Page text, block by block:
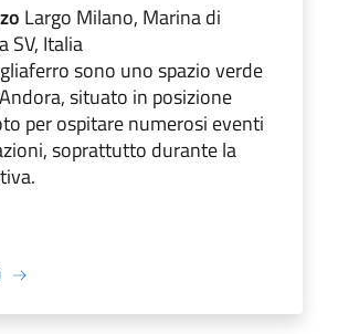
Largo Milano, Marina di
SV, Italia
sono uno spazio verde
situato in posizione
per ospitare numerosi eventi
soprattutto durante la